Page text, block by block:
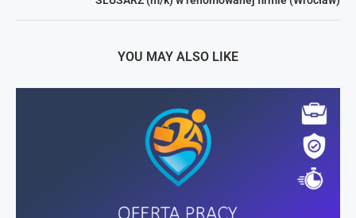
YOU MAY ALSO LIKE